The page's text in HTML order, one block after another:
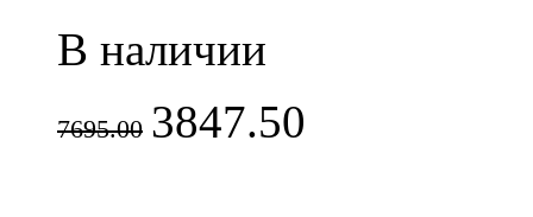
В наличии
7695.00 3847.50